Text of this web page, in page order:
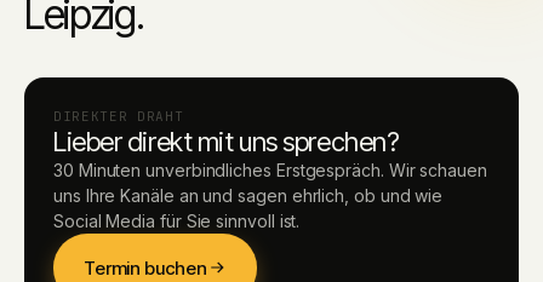
Leipzig.
DIREKTER DRAHT
Lieber direkt mit uns sprechen?
30 Minuten unverbindliches Erstgespräch. Wir schauen
uns Ihre Kanäle an und sagen ehrlich, ob und wie
Social Media für Sie sinnvoll ist.
Termin buchen